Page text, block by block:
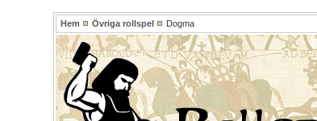
Hem Övriga rollspel Dogma